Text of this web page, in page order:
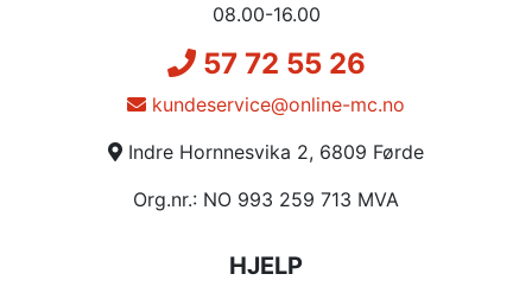
08.00-16.00
57 72 55 26
kundeservice@online-mc.no
Indre Hornnesvika 2, 6809 Førde
Org.nr.: NO 993 259 713 MVA
HJELP